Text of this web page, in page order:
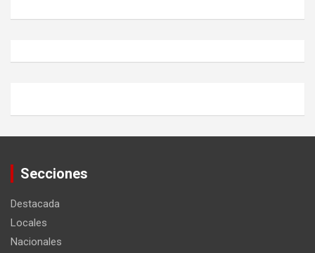
Secciones
Destacada
Locales
Nacionales